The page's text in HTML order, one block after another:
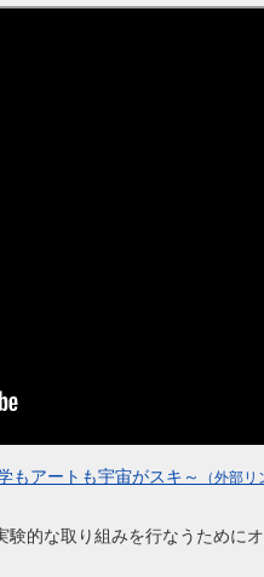
アートも宇宙がスキ～ （外部リ
的な取り組みを行なうために